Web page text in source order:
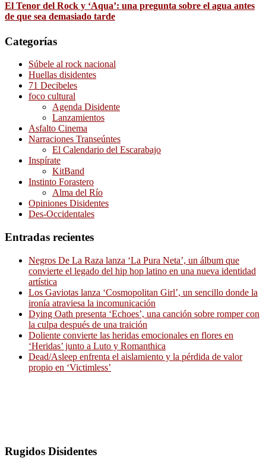
El Tenor del Rock y ‘Aqua’: una pregunta sobre el agua antes
de que sea demasiado tarde
Categorías
Súbele al rock nacional
Huellas disidentes
71 Decibeles
foco cultural
Agenda Disidente
Lanzamientos
Asfalto Cinema
Narraciones Transeúntes
El Calendario del Escarabajo
Inspírate
KitBand
Instinto Forastero
Alma del Río
Opiniones Disidentes
Des-Occidentales
Entradas recientes
Negros De La Raza lanza ‘La Pura Neta’, un álbum que
convierte el legado del hip hop latino en una nueva identidad
artística
Los Gaviotas lanza ‘Cosmopolitan Girl’, un sencillo donde la
ironía atraviesa la incomunicación
Dying Oath presenta ‘Echoes’, una canción sobre romper con
la culpa después de una traición
Doliente convierte las heridas emocionales en flores en
‘Heridas’ junto a Luto y Romanthica
Dead/Asleep enfrenta el aislamiento y la pérdida de valor
propio en ‘Victimless’
Rugidos Disidentes